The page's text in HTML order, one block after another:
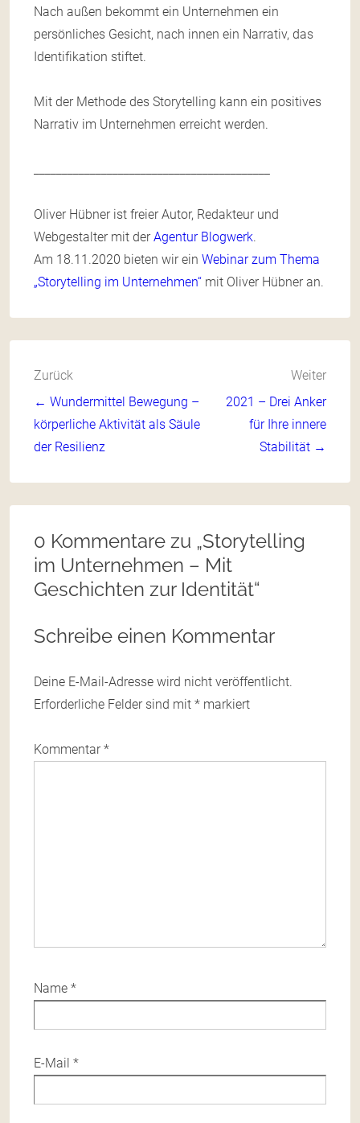
Nach außen bekommt ein Unternehmen ein
persönliches Gesicht, nach innen ein Narrativ, das
Identifikation stiftet.
Mit der Methode des Storytelling kann ein positives
Narrativ im Unternehmen erreicht werden.
Oliver Hübner ist freier Autor, Redakteur und
Webgestalter mit derAgentur Blogwerk.
Am 18.11.2020 bieten wir ein Webinar zum Thema
„Storytelling im Unternehmen“ mit Oliver Hübner an.
Zurück
← Wundermittel Bewegung –
körperliche Aktivität als Säule
der Resilienz
Weiter
2021 – Drei Anker
für Ihre innere
Stabilität →
0 Kommentare zu „Storytelling
im Unternehmen – Mit
Geschichten zur Identität“
Schreibe einen Kommentar
Deine E-Mail-Adresse wird nicht veröffentlicht.
Erforderliche Felder sind mit * markiert
Kommentar*
Name *
E-Mail *